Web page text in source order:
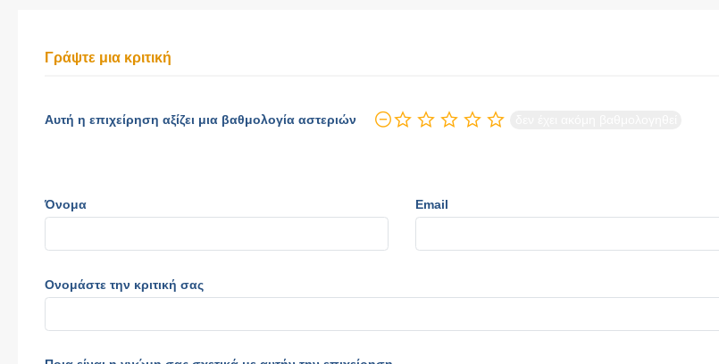
Γράψτε μια κριτική
Αυτή η επιχείρηση αξίζει μια βαθμολογία αστεριών
Όνομα Email
Ονομάστε την κριτική σας